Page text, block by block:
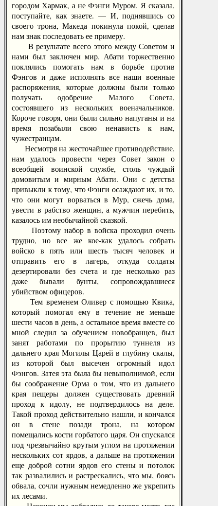
городом Хармак, а не Фэнги Муром. Я сказала,
поступайте, как знаете. — И, поднявшись со
своего трона, Македа покинула покой, сделав
нам знак последовать ее примеру.
В результате всего этого между Советом и
нами был заключен мир. Абати торжественно
поклялись помогать нам в борьбе против
Фэнгов и даже исполнять все наши военные
распоряжения, которые должны были только
получать одобрение Малого Совета,
состоявшего из нескольких военачальников.
Короче говоря, они были сильно напуганы и на
время позабыли свою ненависть к нам,
чужестранцам.
Несмотря на жесточайшее противодействие,
нам удалось провести через Совет закон о
всеобщей воинской службе, столь чуждый
домовитым и мирным Абати. Они с детства
привыкли к тому, что Фэнги осаждают их, и то,
что они могут ворваться в Мур, сжечь дома,
увести в рабство женщин, а мужчин перебить,
казалось им необычайной сказкой.
Поэтому набор в войска проходил очень
трудно, но все же кое-как удалось собрать
войско в пять или шесть тысяч человек и
отправить его в лагерь, откуда солдаты
дезертировали без счета и где несколько раз
даже бывали бунты, сопровождавшиеся
убийством офицеров.
Тем временем Оливер с помощью Квика,
который помогал ему в течение не меньше
шести часов в день, а остальное время вместе со
мной следил за обучением новобранцев, был
занят работами по прорытию туннеля из
дальнего края Могилы Царей в глубину скалы,
из которой был высечен огромный идол
Фэнгов. Затея эта была бы невыполнимой, если
бы соображение Орма о том, что из дальнего
края пещеры должен существовать древний
проход к идолу, не подтвердилось на деле.
Такой проход действительно нашли, и кончался
он в стене позади трона, на котором
помещались кости горбатого царя. Он спускался
под чрезвычайно крутым углом на протяжении
нескольких сот ярдов, а дальше на протяжении
еще доброй сотни ярдов его стены и потолок
так развалились и растрескались, что мы, боясь
обвала, сочли нужным немедленно же укрепить
их лесами.